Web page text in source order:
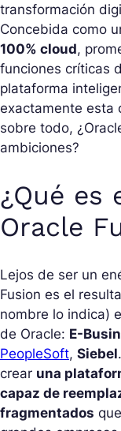
transformación
Concebida como
100% cloud,
funciones críticas
plataforma
exactamente esta
sobre todo,
ambiciones?
¿Qué es
Oracle
Lejos de ser un
Fusion es el
nombre lo indica)
de Oracle: E-
PeopleSoft, Siebel
crear una
capaz de
fragmentados